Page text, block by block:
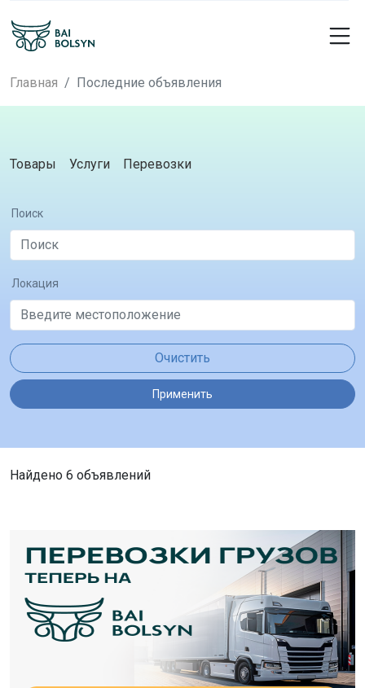
Главная Последние объявления
Товары Услуги Перевозки
Поиск
Локация
Очистить
Применить
Найдено 6 объявлений